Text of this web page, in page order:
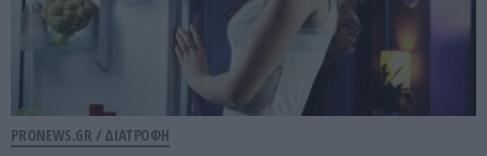
PRONEWS.GR / ΔΙΑΤΡΟΦΗ